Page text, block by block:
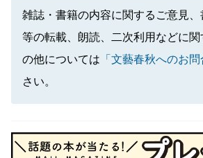
雑誌・書籍の内容に関するご意見
等の転載、朗読、二次利用などに
の他については 「文藝春秋へのお問
さい。